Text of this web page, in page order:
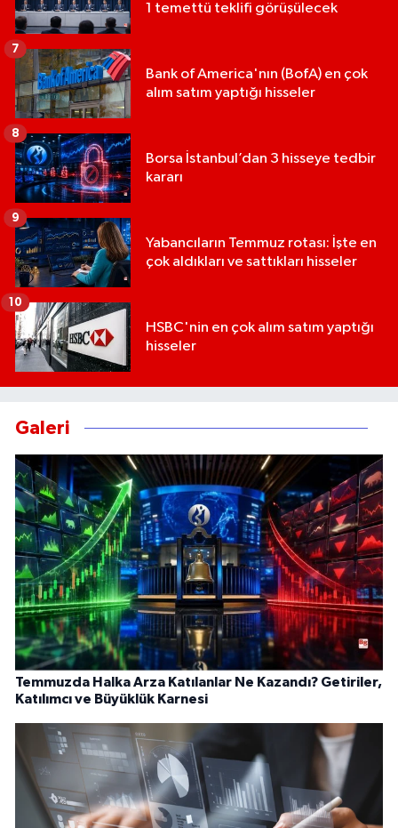
1 temettü teklifi görüşülecek
Bank of America'nın (BofA) en çok
alım satım yaptığı hisseler
7
Borsa İstanbul’dan 3 hisseye tedbir
kararı
8
Yabancıların Temmuz rotası: İşte en
çok aldıkları ve sattıkları hisseler
9
HSBC'nin en çok alım satım yaptığı
hisseler
10
Galeri
Temmuzda Halka Arza Katılanlar Ne Kazandı? Getiriler,
Katılımcı ve Büyüklük Karnesi